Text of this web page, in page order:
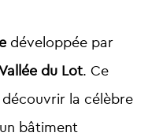
développée par
du Lot. Ce
la célèbre
bâtiment